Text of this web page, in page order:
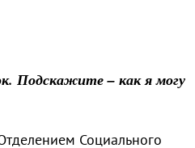
Подскажите – как я могу
Социального